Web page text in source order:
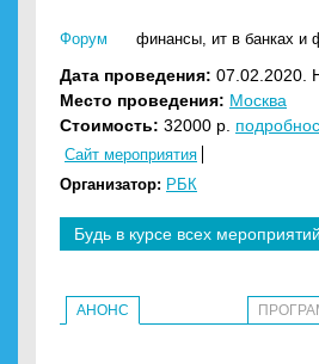
Форум финансы, ит в банках и
Дата проведения: 07.02.2020.
Место проведения: Москва
Стоимость: 32000 р.
Сайт мероприятия
Организатор: РБК
Будь в курсе всех
АНОНС